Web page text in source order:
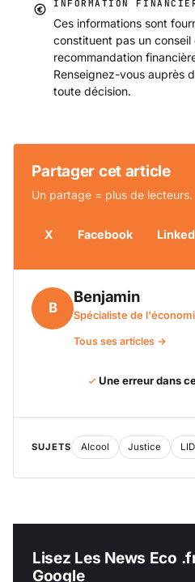
INFORMATION
Ces informations sont
constituent pas un
recommandation
Renseignez-vous auprès
toute décision.
Partager cet article
Un partage = plus de lecteurs.
X Facebook
B
Benjamin
Spécialiste de
Tous ses articles →
Une erreur dans
SUJETS Alcool Justice
Lisez Les News Eco
Google